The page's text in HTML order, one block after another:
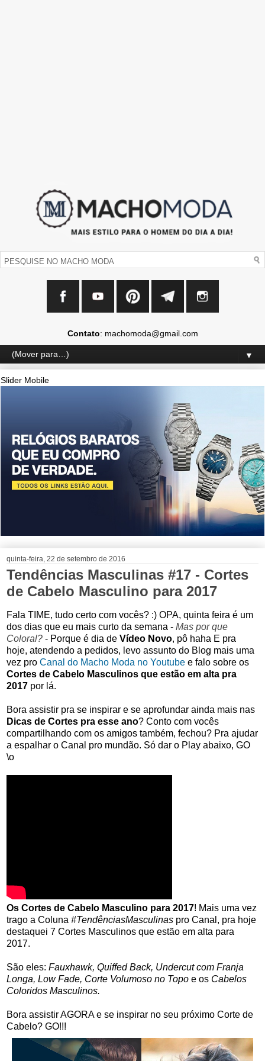
Contato: machomoda@gmail.com
▼
Slider Mobile
quinta-feira, 22 de setembro de 2016
Tendências Masculinas #17 - Cortes
de Cabelo Masculino para 2017
Fala TIME, tudo certo com vocês? :) OPA, quinta feira é um
dos dias que eu mais curto da semana - Mas por que
Coloral? - Porque é dia de Vídeo Novo, pô haha E pra
hoje, atendendo a pedidos, levo assunto do Blog mais uma
vez pro Canal do Macho Moda no Youtube e falo sobre os
Cortes de Cabelo Masculinos que estão em alta pra
2017 por lá.
Bora assistir pra se inspirar e se aprofundar ainda mais nas
Dicas de Cortes pra esse ano? Conto com vocês
compartilhando com os amigos também, fechou? Pra ajudar
a espalhar o Canal pro mundão. Só dar o Play abaixo, GO
\o
Os Cortes de Cabelo Masculino para 2017! Mais uma vez
trago a Coluna #TendênciasMasculinas pro Canal, pra hoje
destaquei 7 Cortes Masculinos que estão em alta para
2017.
São eles: Fauxhawk, Quiffed Back, Undercut com Franja
Longa, Low Fade, Corte Volumoso no Topo e os Cabelos
Coloridos Masculinos.
Bora assistir AGORA e se inspirar no seu próximo Corte de
Cabelo? GO!!!